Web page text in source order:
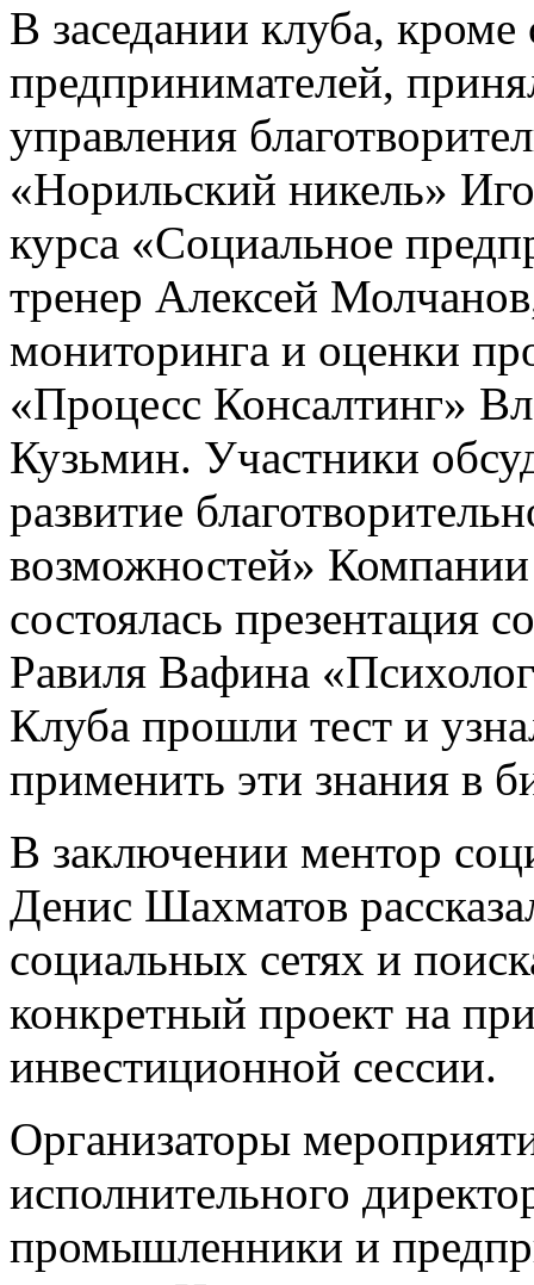
В заседании клуба,
предпринимателей,
управления
«Норильский никель»
курса «Социальное
тренер Алексей
мониторинга и оценки
«Процесс Консалтинг»
Кузьмин. Участники
развитие
возможностей»
состоялась презентация
Равиля Вафина
Клуба прошли тест и
применить эти знания в
В заключении ментор
Денис Шахматов
социальных сетях и
конкретный проект на
инвестиционной сессии.
Организаторы
исполнительного
промышленники и